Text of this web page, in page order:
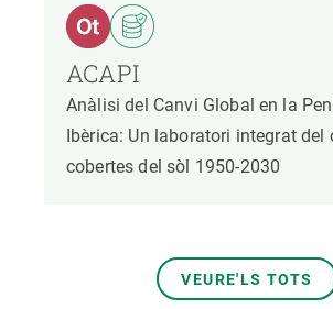
ACAPI
Anàlisi del Canvi Global en la
Ibèrica: Un laboratori integrat del
cobertes del sòl 1950-2030
VEURE'LS TOTS